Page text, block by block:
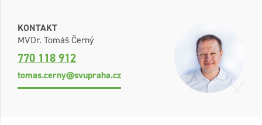
KONTAKT
MVDr. Tomáš Černý
770 118 912
tomas.cerny@svupraha.cz